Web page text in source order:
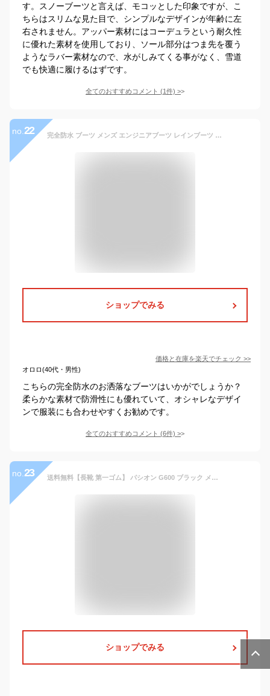
す。スノーブーツと言えば、モコッとした印象ですが、こ
ちらはスリムな見た目で、シンプルなデザインが年齢に左
右されません。アッパー素材にはコーデュラという耐久性
に優れた素材を使用しており、ソール部分はつま先を覆う
ようなラバー素材なので、水がしみてくる事がなく、雪道
でも快適に履けるはずです。
全てのおすすめコメント (1件) >
no. 22 完全防水 ブーツ メンズ エンジニアブーツ レインブーツ スノーブーツ ラバーブーツ ロングブーツ ビジネス 防水 防寒 長靴 雨 雪 ロング 2way おしゃれ メンズシューズ 靴靴パワー
ショップでみる
価格と在庫を楽天でチェック >>
オロロ(40代・男性)
こちらの完全防水のお洒落なブーツはいかがでしょうか？
柔らかな素材で防滑性にも優れていて、オシャレなデザイ
ンで服装にも合わせやすくお勧めです。
全てのおすすめコメント (6件) >
no. 23 送料無料【長靴 第一ゴム】 パシオン G600 ブラック メンズ 防滑 防寒 長靴 冬用 雪道 除雪 完全防水 ボア裏 金剛砂配合 セラミック底 スノーブーツ レインブーツ 作業 ロング 日本製 小樽
ショップでみる